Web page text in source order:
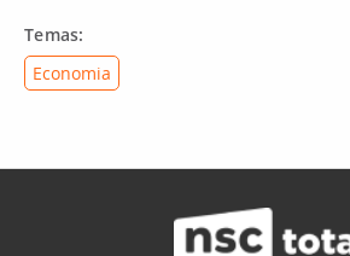
Temas:
Economia